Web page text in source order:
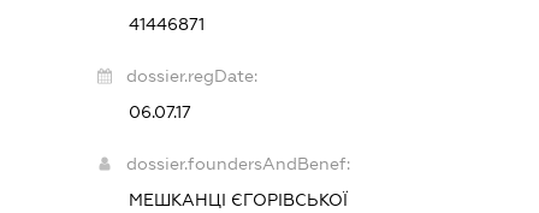
41446871
dossier.regDate:
06.07.17
dossier.foundersAndBenef:
МЕШКАНЦІ ЄГОРІВСЬКОЇ